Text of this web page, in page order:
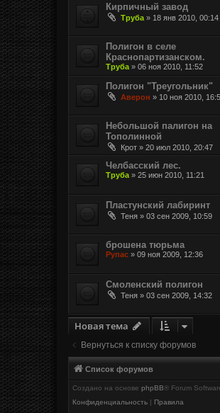
Кирпичный завод
Труба » 18 янв 2010, 00:14
Полигон в селе
Краснопартизанском.
Труба » 06 ноя 2010, 11:52
Полигон "Треугольник"
Аверон » 10 ноя 2010,
Небольшой палигон на
Тополинной
Крот » 20 июл 2010, 20:47
Челбасский лес.
Труба » 25 июн 2010, 11:21
Пластунский лабиринт
Теня » 03 сен 2009, 10:59
брошена тюрьма
Рупас » 09 ноя 2009, 12:36
Смоленский полигон
Теня » 03 сен 2009, 14:32
Новая тема
Вернуться к списку форумов
Список форумов
Создано на основе phpBB® Forum
Конфиденциальность | Правила